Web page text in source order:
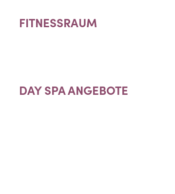
FITNESSRAUM
DAY SPA ANGEBOTE